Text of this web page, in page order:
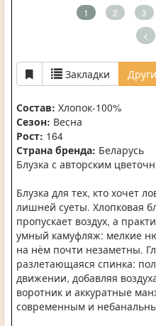
1 2 3
<
Закладки
Состав: Хлопок-100%
Сезон: Весна
Рост: 164
Страна бренда: Беларусь
Блузка с авторским
Блузка для тех, кто хочет
лишней суеты. Хлопковая
пропускает воздух, а
умный камуфляж: мелкие
на нём почти незаметны.
разлетающаяся спинка:
движении, добавляя
воротник и аккуратные
современным и